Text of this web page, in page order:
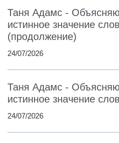
Таня Адамс -
истинное значение
(продолжение)
24/07/2026
Таня Адамс -
истинное значение
24/07/2026